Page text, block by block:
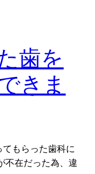
歯を
きま
もらった歯科に
不在だった為、違